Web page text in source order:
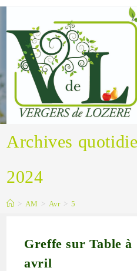
Skip
content
Archives
2024
> AM > Avr > 5
Greffe sur Table à
avril